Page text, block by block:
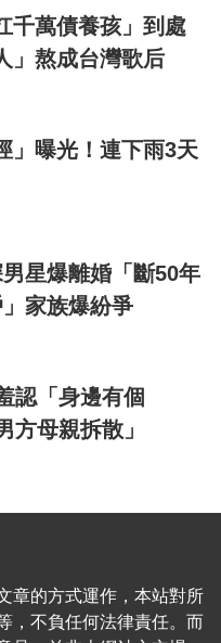
千萬債養孩」到處
熬成台灣歌后
」曝光！連下雨3天
星爆離婚「斷50年
家族爆紛爭
認「身邊有個
母親拆散」
章的方式運作，本站對所
，不負任何法律責任。而